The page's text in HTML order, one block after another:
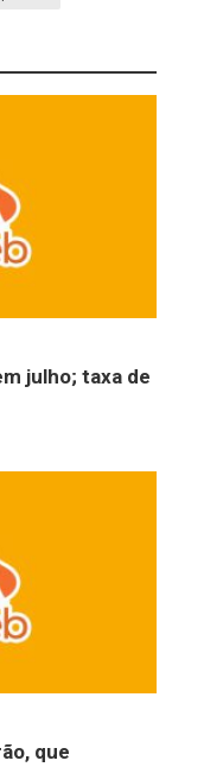
julho; taxa de
que